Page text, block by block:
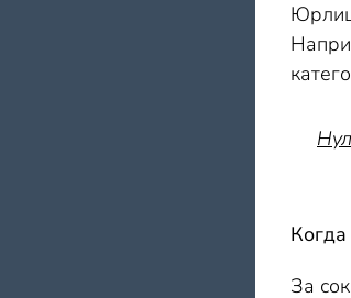
Когда
За